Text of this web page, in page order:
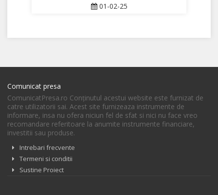
01-02-25
Comunicat presa
ComunicatPresa.ro Conţinutul acestui website este furnizat de
catre utilizatorii sai. Acest site furnizeaza instrumente de
informare, insa nu ofera niciun fel de sfat si nici nu face vreo
recomandare referitoare la anumite instrumente financiare,
investitii sau produse.
Intrebari frecvente
Termeni si conditii
Sustine Proiect